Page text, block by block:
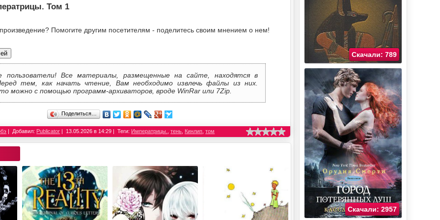
Том 1
Помогите другим посетителям - поделитесь своим мнением о нем!
пользователи! Все материалы, размещенные на сайте, находятся в
тем, как начать чтение, Вам необходимо извлечь файлы из них.
можно с помощью программ-архиваторов, вроде WinRar или 7Zip.
Поделиться…
Добавил: Publicator 13.05.2026 в 14:29 Теги: Императрицы. ,тень Кинлип ,том
Скачали: 789
Скачали: 2957